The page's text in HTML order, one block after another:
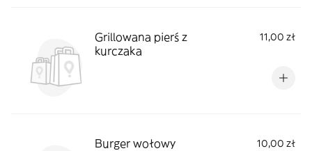
Grillowana pierś z
kurczaka
11,00 zł
Burger wołowy 10,00 zł